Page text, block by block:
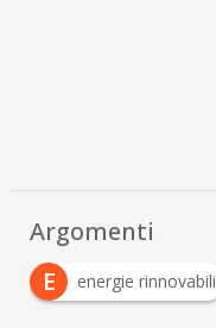
Argomenti
E
energie rinnovabili